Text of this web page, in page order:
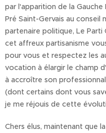
par l'apparition de la
Pré Saint-Gervais au conseil
partenaire politique, Le Parti
cet affreux partisanisme
pour vous et respectez les
vocation à élargir le champ
à accroître son
(dont certains dont vous
je me réjouis de cette
Chers élus, maintenant que